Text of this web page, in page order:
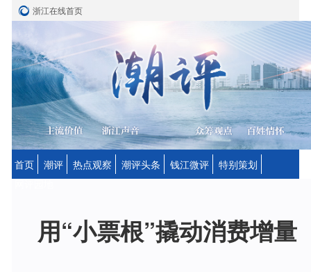
浙江在线首页
首页 潮评 热点观察 潮评头条 钱江微评
特别策划
网评园地
用“小票根”撬动消费增量